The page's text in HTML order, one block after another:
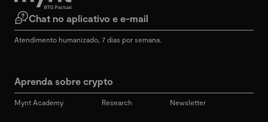
Aprenda sobre crypto
Mynt Academy Research Newsletter
Chat no aplicativo e e-mail
Atendimento humanizado, 7 dias por semana.